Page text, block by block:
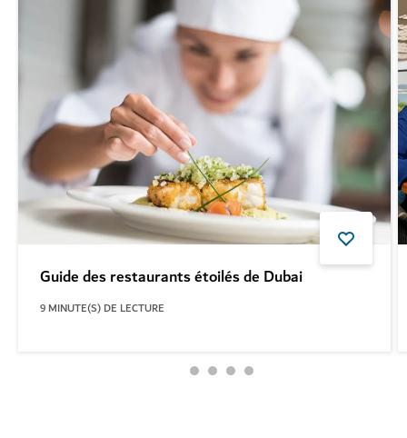
Guide des restaurants étoilés de Dubai
9 MINUTE(S) DE LECTURE